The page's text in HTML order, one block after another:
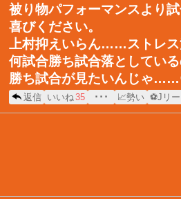
被り物パフォーマンスより
喜びください。
上村抑えいらん……ストレス
何試合勝ち試合落としている
勝ち試合が見たいんじゃ
返信 いいね 35 ･･･ 📈勢い ⚽Jリ